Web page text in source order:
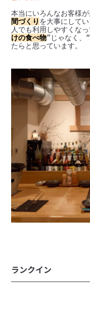
本当にいろんなお客様
間づくり を大事にしてい
人でも利用しやすくな
けの食べ物”じゃなく、“
たらと思っています。
ランクイン